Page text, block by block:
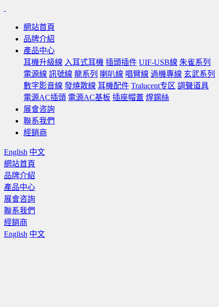
網站首頁
品牌介紹
產品中心
耳機升級線 入耳式耳機 插頭插件 UIF-USB線 朱雀系列
電源線 訊號線 龍系列 喇叭線 唱臂線 過機專線 玄武系列
數字影音線 發燒散線 耳機配件 Tralucent专区 調聲道具
電源AC插頭 電源AC基板 插座帽蓋 焊錫絲
展會咨詢
聯系我們
經銷商
English 中文
網站首頁
品牌介紹
產品中心
展會咨詢
聯系我們
經銷商
English 中文